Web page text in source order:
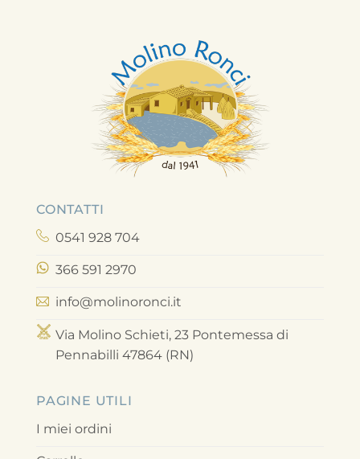
CONTATTI
0541 928 704
366 591 2970
info@molinoronci.it
Via Molino Schieti, 23 Pontemessa di
Pennabilli 47864 (RN)
PAGINE UTILI
I miei ordini